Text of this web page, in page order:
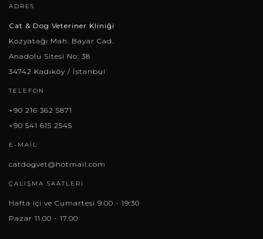
ADRES
Cat & Dog Veteriner Kliniği
Kozyatağı Mah. Bayar Cad.
Anadolu Sitesi No: 38
34742 Kadıköy / İstanbul
TELEFON
+90 216 362 5871
+90 541 615 2545
E-MAIL
catdogvet@hotmail.com
ÇALIŞMA SAATLERI
Hafta içi ve Cumartesi 9:00 - 19:30
Pazar 11.00 - 17.00